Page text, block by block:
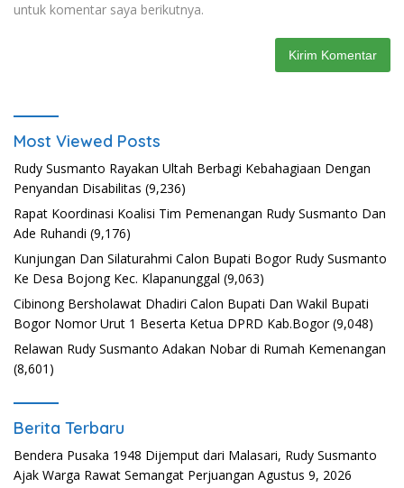
untuk komentar saya berikutnya.
Most Viewed Posts
Rudy Susmanto Rayakan Ultah Berbagi Kebahagiaan Dengan
Penyandan Disabilitas (9,236)
Rapat Koordinasi Koalisi Tim Pemenangan Rudy Susmanto Dan
Ade Ruhandi (9,176)
Kunjungan Dan Silaturahmi Calon Bupati Bogor Rudy Susmanto
Ke Desa Bojong Kec. Klapanunggal (9,063)
Cibinong Bersholawat Dhadiri Calon Bupati Dan Wakil Bupati
Bogor Nomor Urut 1 Beserta Ketua DPRD Kab.Bogor (9,048)
Relawan Rudy Susmanto Adakan Nobar di Rumah Kemenangan
(8,601)
Berita Terbaru
Bendera Pusaka 1948 Dijemput dari Malasari, Rudy Susmanto
Ajak Warga Rawat Semangat Perjuangan Agustus 9, 2026